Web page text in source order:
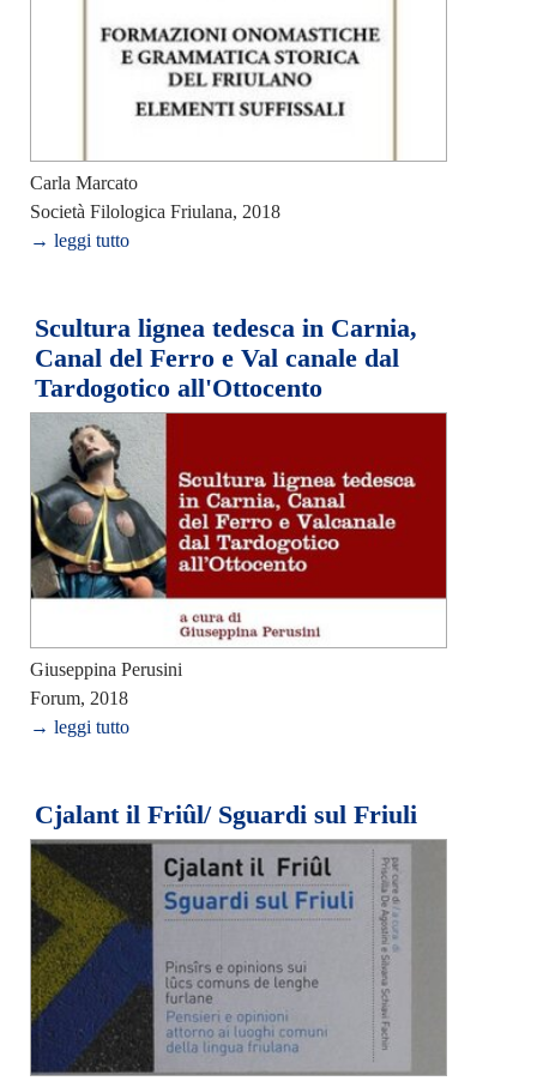
Carla Marcato
Società Filologica Friulana, 2018
→ leggi tutto
Scultura lignea tedesca in Carnia,
Canal del Ferro e Val canale dal
Tardogotico all'Ottocento
Giuseppina Perusini
Forum, 2018
→ leggi tutto
Cjalant il Friûl/ Sguardi sul Friuli